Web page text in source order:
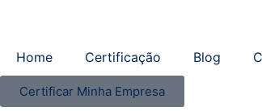
Home Certificação Blog
Certificar Minha Empresa